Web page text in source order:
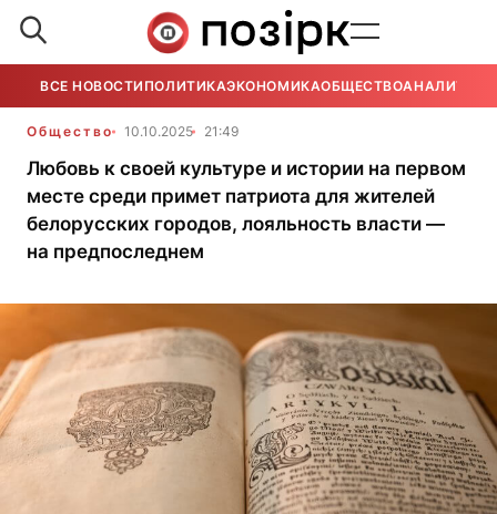
ВСЕ НОВОСТИ ПОЛИТИКАЭКОНОМИКАОБЩЕСТВОАНАЛИТИКА
Общество 10.10.2025 21:49
Любовь к своей культуре и истории на первом
месте среди примет патриота для жителей
белорусских городов, лояльность власти —
на предпоследнем